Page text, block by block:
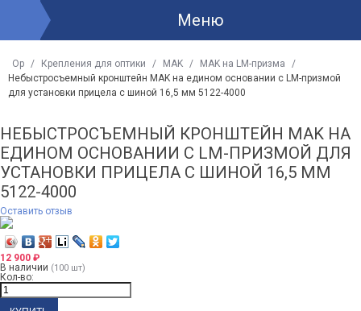
Меню
Op / Крепления для оптики / MAK / MAK на LM-призма
/
Небыстросъемный кронштейн MAK на едином основании с LM-призмой
для установки прицела с шиной 16,5 мм 5122-4000
НЕБЫСТРОСЪЕМНЫЙ КРОНШТЕЙН MAK НА
ЕДИНОМ ОСНОВАНИИ С LM-ПРИЗМОЙ ДЛЯ
УСТАНОВКИ ПРИЦЕЛА С ШИНОЙ 16,5 ММ
5122-4000
Оставить отзыв
12 900 ₽
В наличии (100 шт)
Кол-во: